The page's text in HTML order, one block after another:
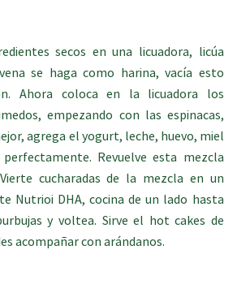
secos en una licuadora, licúa
se haga como harina, vacía esto
Ahora coloca en la licuadora los
empezando con las espinacas,
agrega el yogurt, leche, huevo, miel
Revuelve esta mezcla
cucharadas de la mezcla en un
Nutrioi DHA, cocina de un lado hasta
y voltea. Sirve el hot cakes de
acompañar con arándanos.